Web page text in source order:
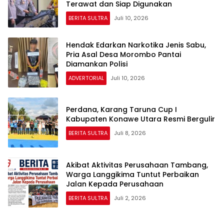
BERITA SULTRA Juli 10, 2026
Hendak Edarkan Narkotika Jenis Sabu,
Pria Asal Desa Morombo Pantai
Diamankan Polisi
ADVERTORIAL Juli 10, 2026
Perdana, Karang Taruna Cup I
Kabupaten Konawe Utara Resmi Bergulir
BERITA SULTRA Juli 8, 2026
Akibat Aktivitas Perusahaan Tambang,
Warga Langgikima Tuntut Perbaikan
Jalan Kepada Perusahaan
BERITA SULTRA Juli 2, 2026